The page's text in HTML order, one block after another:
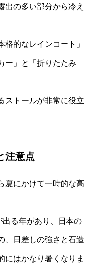
出の多い部分から冷え
格的なレインコート」
ー」と「折りたたみ
ストールが非常に役立
注意点
夏にかけて一時的な高
る年があり、日本の
、日差しの強さと石造
にはかなり暑くなりま